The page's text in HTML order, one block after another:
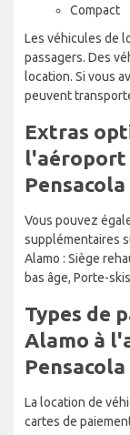
Compact
Les véhicules de
passagers. Des
location. Si vous
peuvent
Extras
l'aéroport
Vous pouvez
supplémentaires
Alamo : Siège
bas âge, Porte-
Types de
Alamo à
Pensacola
La location de
cartes de